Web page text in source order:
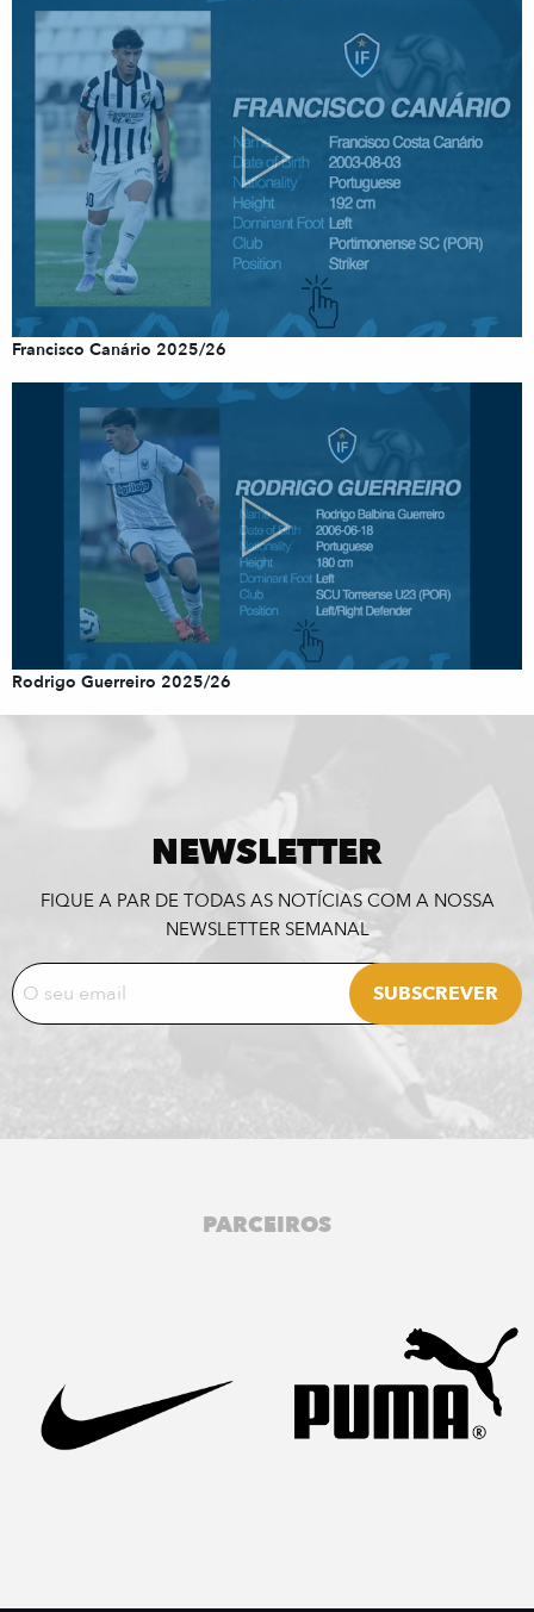
Francisco Canário 2025/26
Rodrigo Guerreiro 2025/26
NEWSLETTER
FIQUE A PAR DE TODAS AS NOTÍCIAS COM A NOSSA
NEWSLETTER SEMANAL
PARCEIROS